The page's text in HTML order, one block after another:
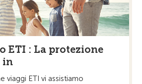
ETI : La protezione
in
viaggi ETI vi assistiamo